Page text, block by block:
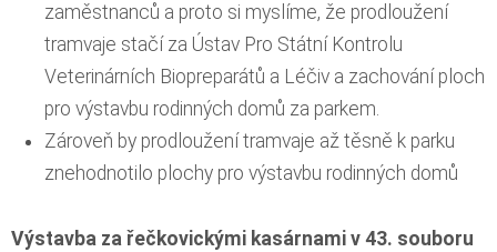
zaměstnanců a proto si myslíme, že prodloužení
tramvaje stačí za Ústav Pro Státní Kontrolu
Veterinárních Biopreparátů a Léčiv a zachování ploch
pro výstavbu rodinných domů za parkem.
Zároveň by prodloužení tramvaje až těsně k parku
znehodnotilo plochy pro výstavbu rodinných domů
Výstavba za řečkovickými kasárnami v 43. souboru